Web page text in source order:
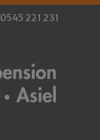
0545 221 231